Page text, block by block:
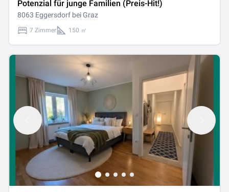
Potenzial für junge Familien (Preis-Hit!)
8063 Eggersdorf bei Graz
7 Zimmer 150 ㎡